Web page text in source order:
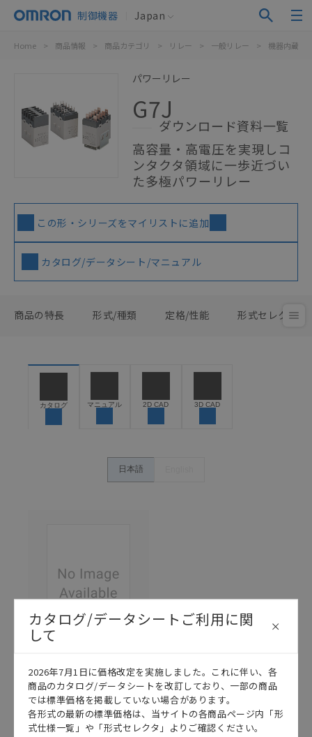
制御機器 Japan
Home > 商品情報 > 商品カテゴリ > リレー > 一般リレー > 機器内蔵用
パワーリレー
G7J
ダウンロード資料一覧
高容量・高電圧を実現しコ
ンタクタ領域に一歩近づい
た多極パワーリレー
この形・シリーズをマイリストに追加
カタログ/データシート/マニュアル
商品の特長 形式/種類 定格/性能 形式セレクタ
カタログ マニュアル 2D CAD 3D CAD
日本語
カタログ 日本語
G7J
G7J データシー
ト
カタログ/データシートご利用に関
して
2026年7月1日に価格改定を実施しました。これに伴い、各
商品のカタログ/データシートを改訂しており、一部の商品
では標準価格を掲載していない場合があります。
各形式の最新の標準価格は、当サイトの各商品ページ内「形
式仕様一覧」や「形式セレクタ」よりご確認ください。